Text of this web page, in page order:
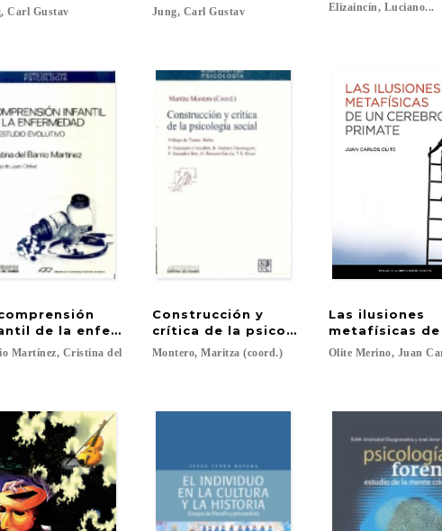
Carl Gustav Jung, Carl Gustav
Elizaincín, Luciano...
de la enfermedad: un estudio evolutivo
Martínez, Cristina del
Construcción y
crítica de la psicología social
Montero, Maritza (coord.)
Las ilusiones
metafísicas
Olite Merino, Juan